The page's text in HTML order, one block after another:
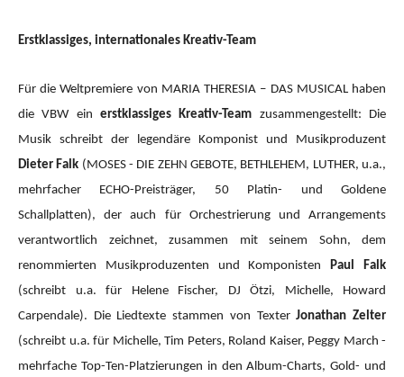
Erstklassiges, internationales Kreativ-Team
Für die Weltpremiere von MARIA THERESIA – DAS MUSICAL haben
die VBW ein erstklassiges Kreativ-Team zusammengestellt: Die
Musik schreibt der legendäre Komponist und Musikproduzent
Dieter Falk (MOSES - DIE ZEHN GEBOTE, BETHLEHEM, LUTHER, u.a.,
mehrfacher ECHO-Preisträger, 50 Platin- und Goldene
Schallplatten), der auch für Orchestrierung und Arrangements
verantwortlich zeichnet, zusammen mit seinem Sohn, dem
renommierten Musikproduzenten und KomponistenPaul Falk
(schreibt u.a. für Helene Fischer, DJ Ötzi, Michelle, Howard
Carpendale). Die Liedtexte stammen von TexterJonathan Zelter
(schreibt u.a. für Michelle, Tim Peters, Roland Kaiser, Peggy March -
mehrfache Top-Ten-Platzierungen in den Album-Charts, Gold- und